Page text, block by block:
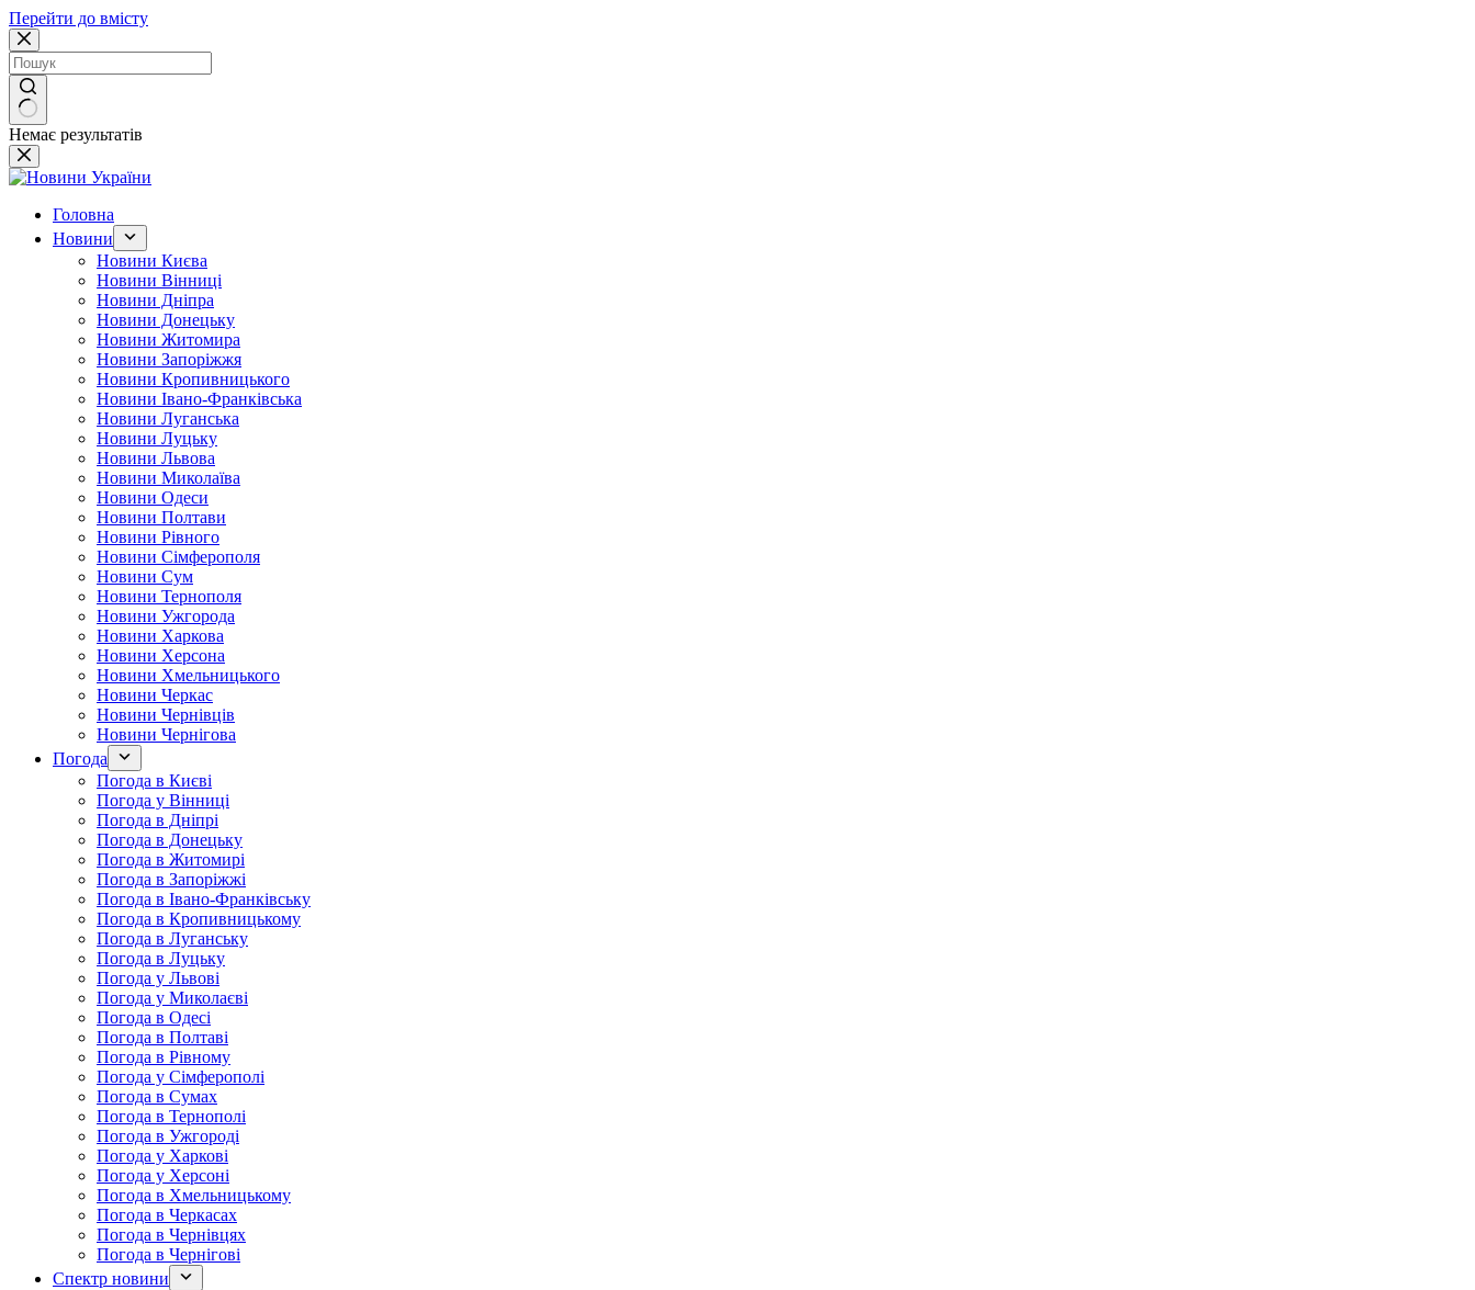
Перейти до вмісту
Немає результатів
Головна
Новини
Новини Києва
Новини Вінниці
Новини Дніпра
Новини Донецьку
Новини Житомира
Новини Запоріжжя
Новини Кропивницького
Новини Івано-Франківська
Новини Луганська
Новини Луцьку
Новини Львова
Новини Миколаїва
Новини Одеси
Новини Полтави
Новини Рівного
Новини Сімферополя
Новини Сум
Новини Тернополя
Новини Ужгорода
Новини Харкова
Новини Херсона
Новини Хмельницького
Новини Черкас
Новини Чернівців
Новини Чернігова
Погода
Погода в Києві
Погода у Вінниці
Погода в Дніпрі
Погода в Донецьку
Погода в Житомирі
Погода в Запоріжжі
Погода в Івано-Франківську
Погода в Кропивницькому
Погода в Луганську
Погода в Луцьку
Погода у Львові
Погода у Миколаєві
Погода в Одесі
Погода в Полтаві
Погода в Рівному
Погода у Сімферополі
Погода в Сумах
Погода в Тернополі
Погода в Ужгороді
Погода у Харкові
Погода у Херсоні
Погода в Хмельницькому
Погода в Черкасах
Погода в Чернівцях
Погода в Чернігові
Спектр новини